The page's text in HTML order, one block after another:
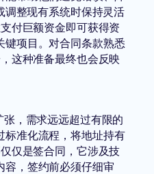
调整现有系统时保持灵活
付巨额资金即可获得资
键项目。对合同条款熟悉
这种准备最终也会反映
，需求远远超过有限的
标准化流程，将地址持有
仅是签合同，它涉及技
容，签约前必须仔细审